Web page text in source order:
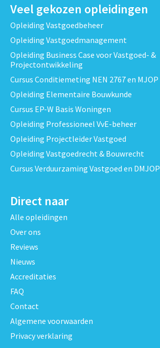
Veel gekozen opleidingen
Opleiding Vastgoedbeheer
Opleiding Vastgoedmanagement
Opleiding Business Case voor Vastgoed- &
Projectontwikkeling
Cursus Conditiemeting NEN 2767 en MJOP
Opleiding Elementaire Bouwkunde
Cursus EP-W Basis Woningen
Opleiding Professioneel VvE-beheer
Opleiding Projectleider Vastgoed
Opleiding Vastgoedrecht & Bouwrecht
Cursus Verduurzaming Vastgoed en DMJOP
Direct naar
Alle opleidingen
Over ons
Reviews
Nieuws
Accreditaties
FAQ
Contact
Algemene voorwaarden
Privacy verklaring